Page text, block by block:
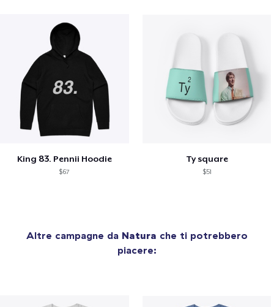
King 83. Pennii Hoodie
$67
Ty square
$51
Altre campagne da Natura che ti potrebbero
piacere: